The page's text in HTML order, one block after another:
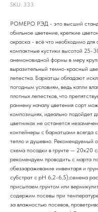
SKU: 333
РОМЕРО РЭД - это высший
обильное цветение, крепкие
окраска - всё что необходимо для
компактные кустики высотой
анемоновидной формы в меру
выразительный темно-красный
лепестка. Бархатцы обладают
погодным условиям, ведь капли
плотных лепестков, что
раннему началу цветения сорт
композициях, идеально подойдет
цветниках не останется
контейнеры с бархатцами всегда
тепло и душевно.
схема посадки в грунте — 20х20
рекомендуем проводить с марта
обеззараживание инвентаря и
субстрат с pH 6,2-6,5);семена
присыпаем грунтом или
содержим посевы при
за влажностью посевов,